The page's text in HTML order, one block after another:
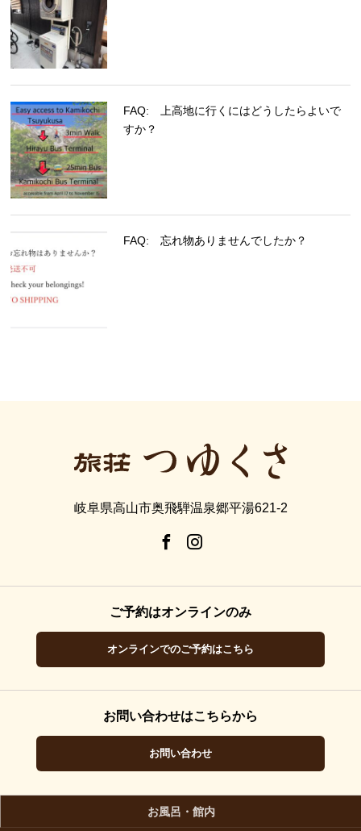
FAQ: 上高地に行くにはどうしたらよいで
すか？
FAQ: 忘れ物ありませんでしたか？
岐阜県高山市奥飛騨温泉郷平湯621-2
ご予約はオンラインのみ
オンラインでのご予約はこちら
お問い合わせはこちらから
お問い合わせ
お風呂・館内